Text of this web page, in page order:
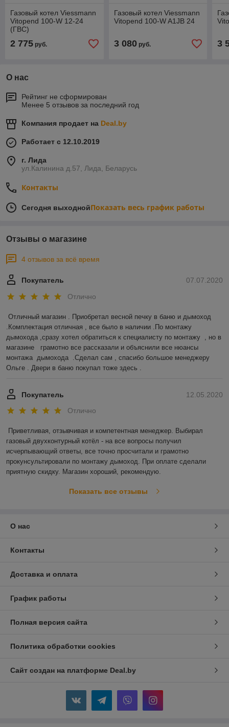
Газовый котел Viessmann
Vitopend 100-W 12-24
(ГВС)
2 775 руб.
Газовый котел Viessmann
Vitopend 100-W A1JB 24
3 080руб. 3
О нас
Рейтинг не сформирован
Менее 5 отзывов за последний год
Компания продает на Deal.by
Работает с 12.10.2019
г. Лида
ул.Калинина д.57, Лида, Беларусь
Контакты
Сегодня выходнойПоказать весь график работы
Отзывы о магазине
4 отзывов за всё время
07.07.2020
Покупатель
Отлично
Отличный магазин . Приобретал весной печку в баню и дымоход
.Комплектация отличная , все было в наличии .По монтажу
дымохода ,сразу хотел обратиться к специалисту по монтажу  , но в
магазине   грамотно все рассказали и объяснили все нюансы
монтажа  дымохода  .Сделал сам , спасибо большое менеджеру
Ольге . Двери в баню покупал тоже здесь .
12.05.2020
Покупатель
Отлично
Приветливая, отзывчивая и компетентная менеджер. Выбирал
газовый двухконтурный котёл - на все вопросы получил
исчерпывающий ответы, все точно просчитали и грамотно
прокунсультировали по монтажу дымоход. При оплате сделали
приятную скидку. Магазин хороший, рекомендую.
Показать все отзывы
О нас
Контакты
Доставка и оплата
График работы
Полная версия сайта
Политика обработки cookies
Сайт создан на платформе Deal.by